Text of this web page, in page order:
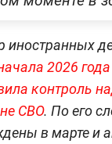
иностранных
2026
контроль
СВО. По его
в марте и